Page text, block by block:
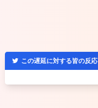
この遅延に対する皆の反応